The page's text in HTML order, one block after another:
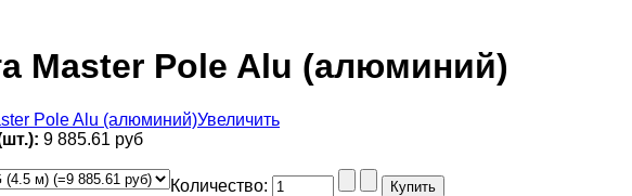
Master Pole Alu (алюминий)
Увеличить
9 885.61 руб
Количество: